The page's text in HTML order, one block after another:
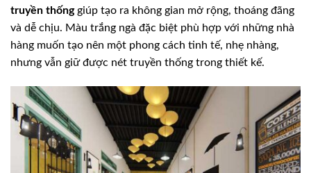
truyền thốnggiúp tạo ra không gian mở rộng, thoáng đãng
và dễ chịu. Màu trắng ngà đặc biệt phù hợp với những nhà
hàng muốn tạo nên một phong cách tinh tế, nhẹ nhàng,
nhưng vẫn giữ được nét truyền thống trong thiết kế.